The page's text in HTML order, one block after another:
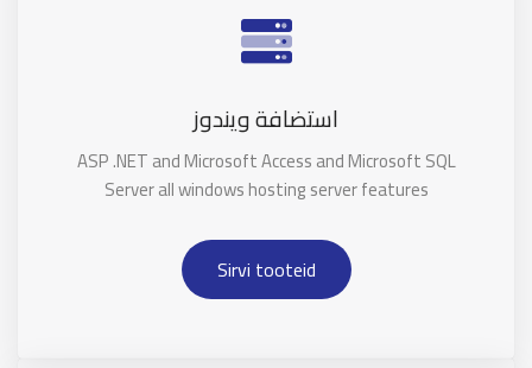
استضافة ويندوز
ASP .NET and Microsoft Access and Microsoft SQL
Server all windows hosting server features
Sirvi tooteid